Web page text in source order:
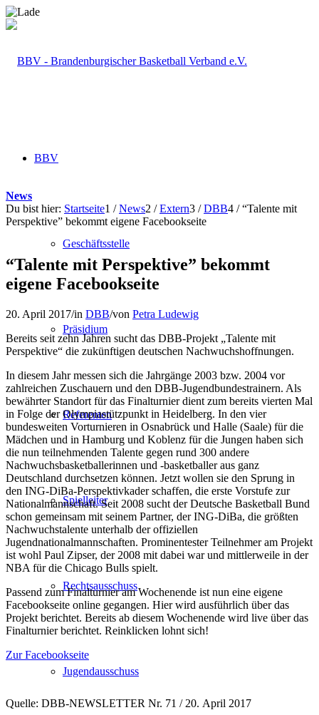
BBV
Geschäftsstelle
Präsidium
Referenten
Spielleiter
Rechtsausschuss
Jugendausschuss
News
Du bist hier: Startseite1 / News2 / Extern3 / DBB4 / “Talente mit
Perspektive” bekommt eigene Facebookseite
“Talente mit Perspektive” bekommt
eigene Facebookseite
20. April 2017/in DBB/von Petra Ludewig
Bereits seit zehn Jahren sucht das DBB-Projekt „Talente mit
Perspektive“ die zukünftigen deutschen Nachwuchshoffnungen.
In diesem Jahr messen sich die Jahrgänge 2003 bzw. 2004 vor
zahlreichen Zuschauern und den DBB-Jugendbundestrainern. Als
bewährter Standort für das Finalturnier dient zum bereits vierten Mal
in Folge der Olympiastützpunkt in Heidelberg. In den vier
bundesweiten Vorturnieren in Osnabrück und Halle (Saale) für die
Mädchen und in Hamburg und Koblenz für die Jungen haben sich
die nun teilnehmenden Talente gegen rund 300 andere
Nachwuchsbasketballerinnen und -basketballer aus ganz
Deutschland durchsetzen können. Jetzt wollen sie den Sprung in
den ING-DiBa-Perspektivkader schaffen, die erste Vorstufe zur
Nationalmannschaft. Seit 2008 sucht der Deutsche Basketball Bund
schon gemeinsam mit seinem Partner, der ING-DiBa, die größten
Nachwuchstalente unterhalb der offiziellen
Jugendnationalmannschaften. Prominentester Teilnehmer am Projekt
ist wohl Paul Zipser, der 2008 mit dabei war und mittlerweile in der
NBA für die Chicago Bulls spielt.
Passend zum Finalturnier am Wochenende ist nun eine eigene
Facebookseite online gegangen. Hier wird ausführlich über das
Projekt berichtet. Bereits ab diesem Wochenende wird live über das
Finalturnier berichtet. Reinklicken lohnt sich!
Zur Facebookseite
Quelle: DBB-NEWSLETTER Nr. 71 / 20. April 2017